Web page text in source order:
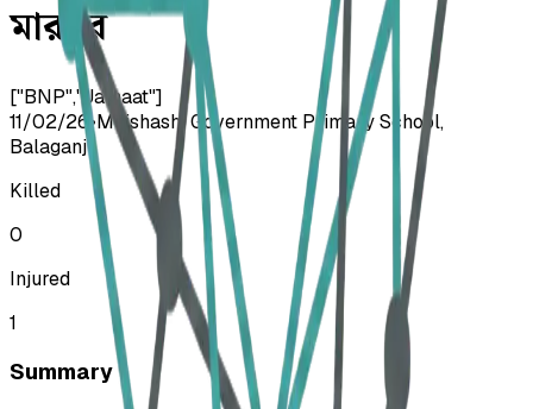
মারধর
["BNP","Jamaat"]
11/02/26 •Moishashi Government Primary School,
Balaganj
Killed
0
Injured
1
Summary